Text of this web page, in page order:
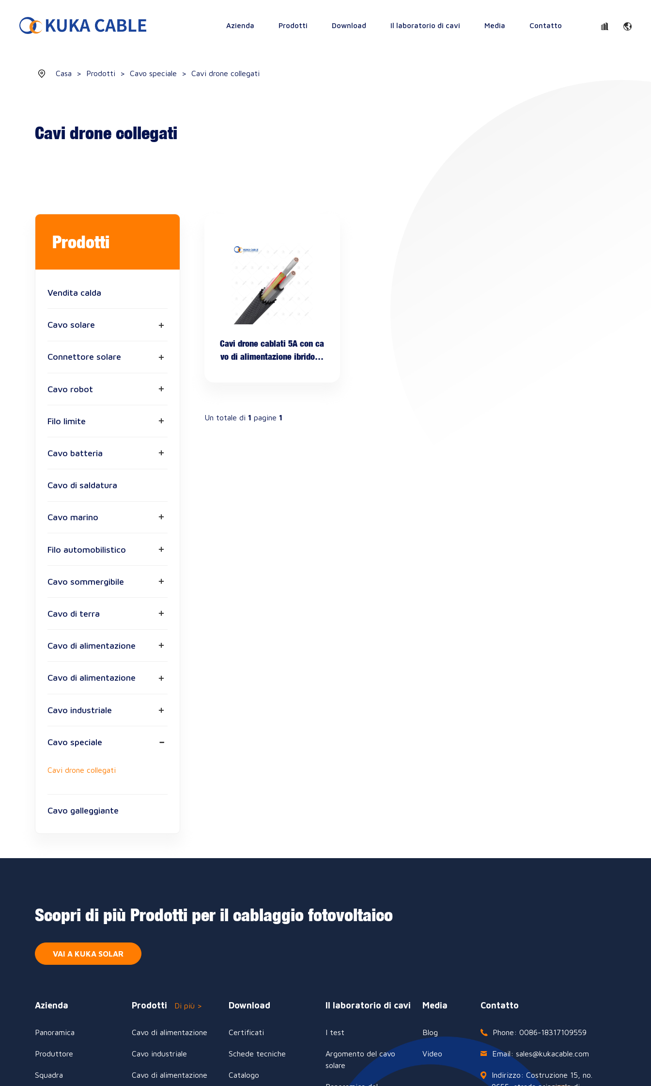
Azienda Prodotti Download Il laboratorio di cavi Media Contatto
Casa > Prodotti > Cavo speciale > Cavi drone collegati
Cavi drone collegati
Prodotti
Vendita calda
Cavo solare
Connettore solare
Cavo robot
Filo limite
Cavo batteria
Cavo di saldatura
Cavo marino
Filo automobilistico
Cavo sommergibile
Cavo di terra
Cavo di alimentazione
Cavo di alimentazione
Cavo industriale
Cavo speciale
Cavi drone collegati
Cavo galleggiante
Cavi drone cablati 5A con ca
vo di alimentazione ibrido in
Un totale di 1 pagine 1
Scopri di più Prodotti per il cablaggio fotovoltaico
VAI A KUKA SOLAR
Azienda
Panoramica
Produttore
Squadra
Prodotti Di più >
Cavo di alimentazione
Cavo industriale
Cavo di alimentazione
Download
Certificati
Schede tecniche
Catalogo
Il laboratorio di cavi
I test
Argomento del cavo
solare
Media
Blog
Video
Contatto
Phone: 0086-18317109559
Email: sales@kukacable.com
Indirizzo: Costruzione 15, no.